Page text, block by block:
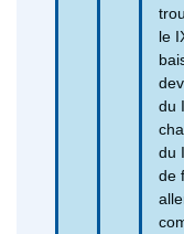
le
du
du
de